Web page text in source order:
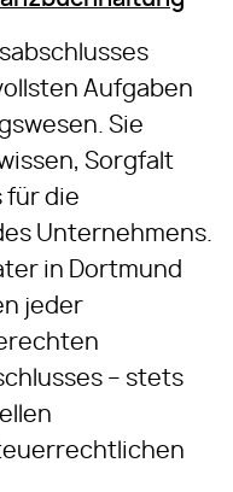
Aufgaben
Sie
Sorgfalt
für die
Unternehmens.
in Dortmund
jeder
– stets